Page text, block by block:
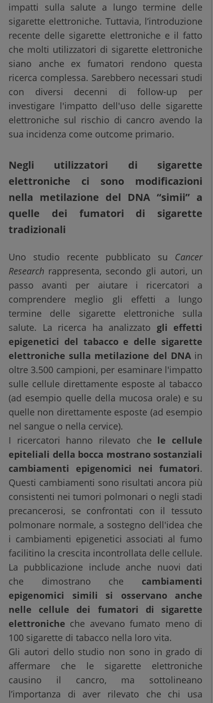
impatti sulla salute a lungo termine delle
sigarette elettroniche. Tuttavia, l’introduzione
recente delle sigarette elettroniche e il fatto
che molti utilizzatori di sigarette elettroniche
siano anche ex fumatori rendono questa
ricerca complessa. Sarebbero necessari studi
con diversi decenni di follow-up per
investigare l'impatto dell'uso delle sigarette
elettroniche sul rischio di cancro avendo la
sua incidenza come outcome primario.
Negli utilizzatori di sigarette
elettroniche ci sono modificazioni
nella metilazione del DNA “simii” a
quelle dei fumatori di sigarette
tradizionali
Uno studio recente pubblicato su Cancer
Research rappresenta, secondo gli autori, un
passo avanti per aiutare i ricercatori a
comprendere meglio gli effetti a lungo
termine delle sigarette elettroniche sulla
salute. La ricerca ha analizzato gli effetti
epigenetici del tabacco e delle sigarette
elettroniche sulla metilazione del DNAin
oltre 3.500 campioni, per esaminare l'impatto
sulle cellule direttamente esposte al tabacco
(ad esempio quelle della mucosa orale) e su
quelle non direttamente esposte (ad esempio
nel sangue o nella cervice).
I ricercatori hanno rilevato che le cellule
epiteliali della bocca mostrano sostanziali
cambiamenti epigenomici nei fumatori.
Questi cambiamenti sono risultati ancora più
consistenti nei tumori polmonari o negli stadi
precancerosi, se confrontati con il tessuto
polmonare normale, a sostegno dell'idea che
i cambiamenti epigenetici associati al fumo
facilitino la crescita incontrollata delle cellule.
La pubblicazione include anche nuovi dati
che dimostrano che cambiamenti
epigenomici simili si osservano anche
nelle cellule dei fumatori di sigarette
elettroniche che avevano fumato meno di
100 sigarette di tabacco nella loro vita.
Gli autori dello studio non sono in grado di
affermare che le sigarette elettroniche
causino il cancro, ma sottolineano
l’importanza di aver rilevato che chi usa